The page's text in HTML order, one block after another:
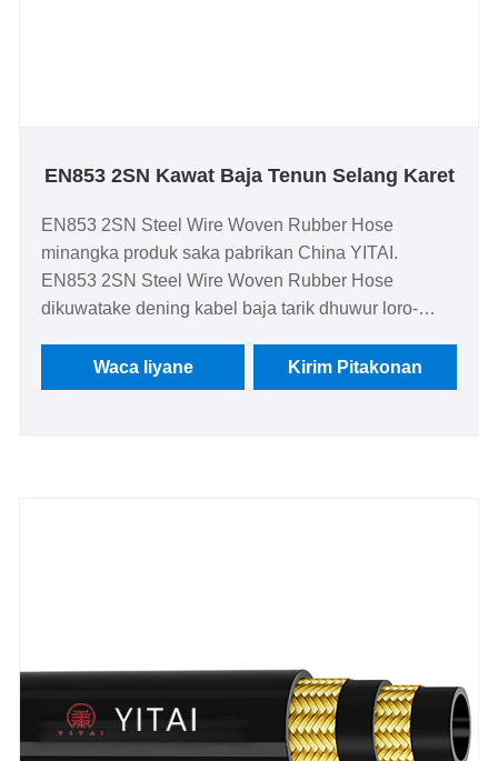
EN853 2SN Kawat Baja Tenun Selang Karet
EN853 2SN Steel Wire Woven Rubber Hose
minangka produk saka pabrikan China YITAI.
EN853 2SN Steel Wire Woven Rubber Hose
dikuwatake dening kabel baja tarik dhuwur loro-
nganti 6020 psi ing 3/16 "ID. Tabung tahan minyak
lan tutup tahan ozon & abrasi nyumbang umur
Waca liyane Kirim Pitakonan